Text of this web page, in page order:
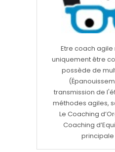
Etre coach agile
uniquement être
possède de
transmission de
méthodes agiles,
Le Coaching
Coaching
principale